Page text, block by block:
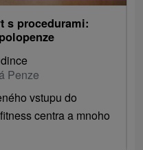
s procedurami:
Penze
vstupu do
centra a mnoho